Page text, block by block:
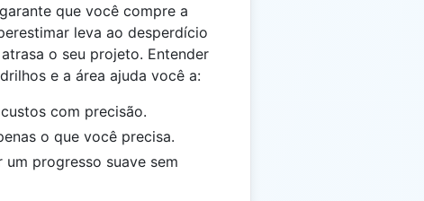
que você compre a
leva ao desperdício
o seu projeto. Entender
e a área ajuda você a:
com precisão.
o que você precisa.
um progresso suave sem